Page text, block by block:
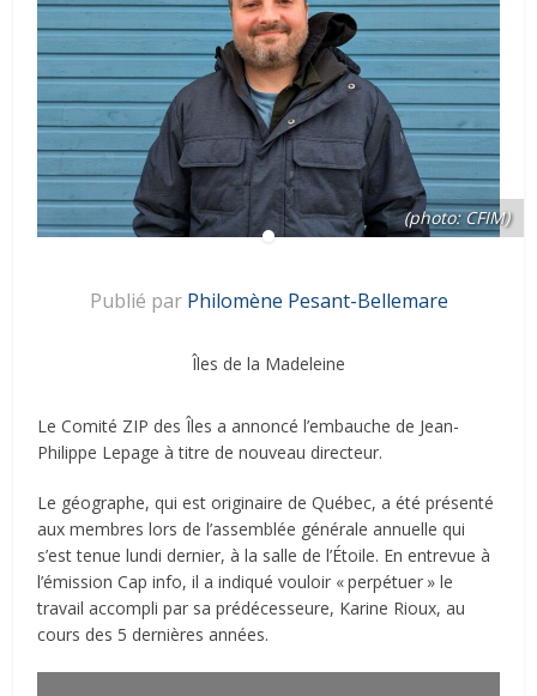
(photo: CFIM)
Publié par Philomène Pesant-Bellemare
Îles de la Madeleine
Le Comité ZIP des Îles a annoncé l’embauche de Jean-
Philippe Lepage à titre de nouveau directeur.
Le géographe, qui est originaire de Québec, a été présenté
aux membres lors de l’assemblée générale annuelle qui
s’est tenue lundi dernier, à la salle de l’Étoile. En entrevue à
l’émission Cap info, il a indiqué vouloir «.perpétuer » le
travail accompli par sa prédécesseure, Karine Rioux, au
cours des 5 dernières années.